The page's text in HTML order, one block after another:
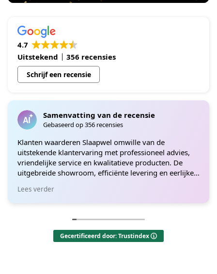
4.7
Uitstekend
356 recensies
Schrijf een recensie
Samenvatting van de recensie
Gebaseerd op 356 recensies
Klanten waarderen Slaapwel omwille van de
uitstekende klantervaring met professioneel advies,
vriendelijke service en kwalitatieve producten. De
uitgebreide showroom, efficiënte levering en eerlijke
voor bedden en matrassen. Velen bevelen hun
premiumproducten aan voor ultiem comfort, wat de
Lees verder
Gecertificeerd door: Trustindex